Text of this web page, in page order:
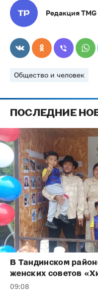
Редакция TMG
Общество и человек
ПОСЛЕДНИЕ
В Тандинском
женских советов
09:08